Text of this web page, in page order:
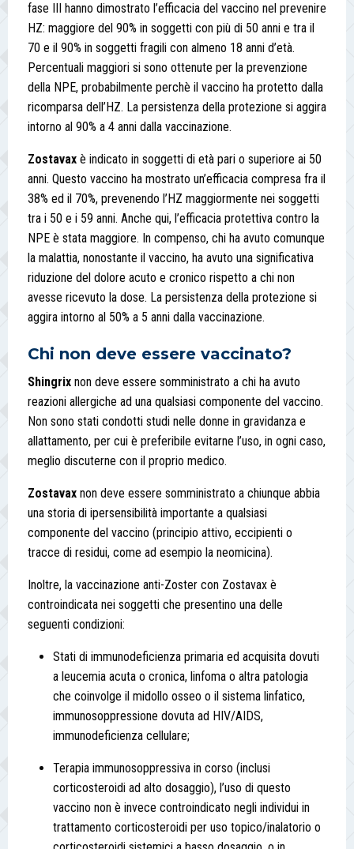
fase III hanno dimostrato l’efficacia del vaccino nel prevenire
HZ: maggiore del 90% in soggetti con più di 50 anni e tra il
70 e il 90% in soggetti fragili con almeno 18 anni d’età.
Percentuali maggiori si sono ottenute per la prevenzione
della NPE, probabilmente perchè il vaccino ha protetto dalla
ricomparsa dell’HZ. La persistenza della protezione si aggira
intorno al 90% a 4 anni dalla vaccinazione.
Zostavax è indicato in soggetti di età pari o superiore ai 50
anni. Questo vaccino ha mostrato un’efficacia compresa fra il
38% ed il 70%, prevenendo l’HZ maggiormente nei soggetti
tra i 50 e i 59 anni. Anche qui, l’efficacia protettiva contro la
NPE è stata maggiore. In compenso, chi ha avuto comunque
la malattia, nonostante il vaccino, ha avuto una significativa
riduzione del dolore acuto e cronico rispetto a chi non
avesse ricevuto la dose. La persistenza della protezione si
aggira intorno al 50% a 5 anni dalla vaccinazione.
Chi non deve essere vaccinato?
Shingrix non deve essere somministrato a chi ha avuto
reazioni allergiche ad una qualsiasi componente del vaccino.
Non sono stati condotti studi nelle donne in gravidanza e
allattamento, per cui è preferibile evitarne l’uso, in ogni caso,
meglio discuterne con il proprio medico.
Zostavax non deve essere somministrato a chiunque abbia
una storia di ipersensibilità importante a qualsiasi
componente del vaccino (principio attivo, eccipienti o
tracce di residui, come ad esempio la neomicina).
Inoltre, la vaccinazione anti-Zoster con Zostavax è
controindicata nei soggetti che presentino una delle
seguenti condizioni:
Stati di immunodeficienza primaria ed acquisita dovuti
a leucemia acuta o cronica, linfoma o altra patologia
che coinvolge il midollo osseo o il sistema linfatico,
immunosoppressione dovuta ad HIV/AIDS,
immunodeficienza cellulare;
Terapia immunosoppressiva in corso (inclusi
corticosteroidi ad alto dosaggio), l’uso di questo
vaccino non è invece controindicato negli individui in
trattamento corticosteroidi per uso topico/inalatorio o